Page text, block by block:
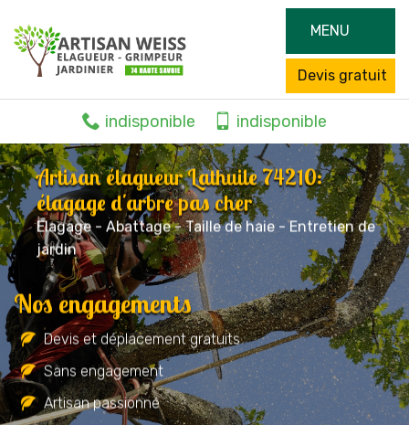
MENU
Devis gratuit
indisponible indisponible
Artisan élagueur Lathuile 74210:
élagage d'arbre pas cher
Elagage - Abattage - Taille de haie - Entretien de
jardin
Nos engagements
Devis et déplacement gratuits
Sans engagement
Artisan passionné